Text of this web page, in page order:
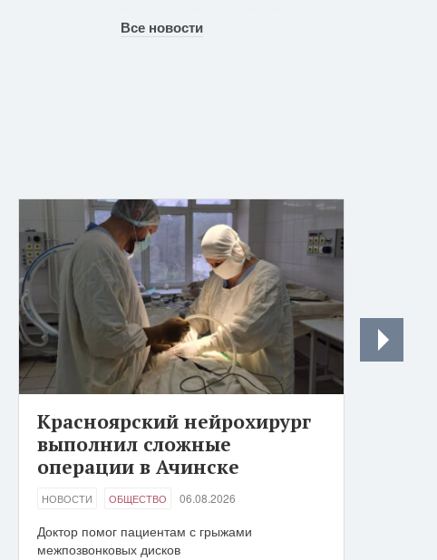
Все новости
Красноярский нейрохирург
выполнил сложные
операции в Ачинске
НОВОСТИ ОБЩЕСТВО 06.08.2026
Доктор помог пациентам с грыжами
межпозвонковых дисков